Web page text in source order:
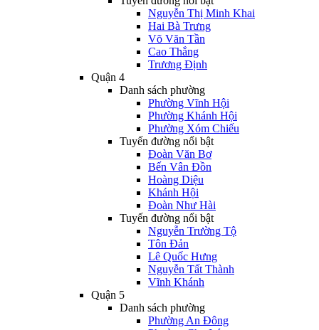
Nguyễn Thị Minh Khai
Hai Bà Trưng
Võ Văn Tần
Cao Thắng
Trương Định
Quận 4
Danh sách phường
Phường Vĩnh Hội
Phường Khánh Hội
Phường Xóm Chiếu
Tuyến đường nổi bật
Đoàn Văn Bơ
Bến Vân Đồn
Hoàng Diệu
Khánh Hội
Đoàn Như Hài
Tuyến đường nổi bật
Nguyễn Trường Tộ
Tôn Đản
Lê Quốc Hưng
Nguyễn Tất Thành
Vĩnh Khánh
Quận 5
Danh sách phường
Phường An Đông